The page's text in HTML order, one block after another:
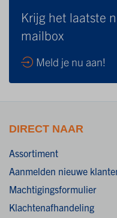
Krijg het laatste
mailbox
Meld je nu aan!
DIRECT NAAR
Assortiment
Aanmelden nieuwe
Machtigingsformulier
Klachtenafhandeling